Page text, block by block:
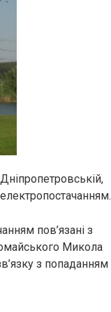
пов’язані з
Микола
з попаданням